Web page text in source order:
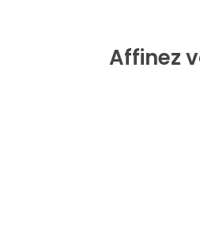
Affinez